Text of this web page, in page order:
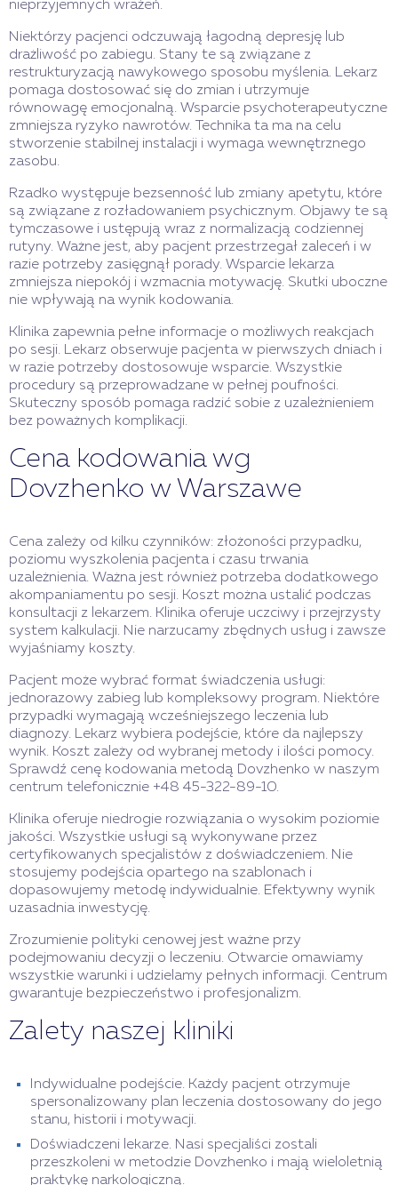
nieprzyjemnych wrażeń.
Niektórzy pacjenci odczuwają łagodną depresję lub
drażliwość po zabiegu. Stany te są związane z
restrukturyzacją nawykowego sposobu myślenia. Lekarz
pomaga dostosować się do zmian i utrzymuje
równowagę emocjonalną. Wsparcie psychoterapeutyczne
zmniejsza ryzyko nawrotów. Technika ta ma na celu
stworzenie stabilnej instalacji i wymaga wewnętrznego
zasobu.
Rzadko występuje bezsenność lub zmiany apetytu, które
są związane z rozładowaniem psychicznym. Objawy te są
tymczasowe i ustępują wraz z normalizacją codziennej
rutyny. Ważne jest, aby pacjent przestrzegał zaleceń i w
razie potrzeby zasięgnął porady. Wsparcie lekarza
zmniejsza niepokój i wzmacnia motywację. Skutki uboczne
nie wpływają na wynik kodowania.
Klinika zapewnia pełne informacje o możliwych reakcjach
po sesji. Lekarz obserwuje pacjenta w pierwszych dniach i
w razie potrzeby dostosowuje wsparcie. Wszystkie
procedury są przeprowadzane w pełnej poufności.
Skuteczny sposób pomaga radzić sobie z uzależnieniem
bez poważnych komplikacji.
Cena kodowania wg
Dovzhenko w Warszawe
Cena zależy od kilku czynników: złożoności przypadku,
poziomu wyszkolenia pacjenta i czasu trwania
uzależnienia. Ważna jest również potrzeba dodatkowego
akompaniamentu po sesji. Koszt można ustalić podczas
konsultacji z lekarzem. Klinika oferuje uczciwy i przejrzysty
system kalkulacji. Nie narzucamy zbędnych usług i zawsze
wyjaśniamy koszty.
Pacjent może wybrać format świadczenia usługi:
jednorazowy zabieg lub kompleksowy program. Niektóre
przypadki wymagają wcześniejszego leczenia lub
diagnozy. Lekarz wybiera podejście, które da najlepszy
wynik. Koszt zależy od wybranej metody i ilości pomocy.
Sprawdź cenę kodowania metodą Dovzhenko w naszym
centrum telefonicznie +48 45-322-89-10.
Klinika oferuje niedrogie rozwiązania o wysokim poziomie
jakości. Wszystkie usługi są wykonywane przez
certyfikowanych specjalistów z doświadczeniem. Nie
stosujemy podejścia opartego na szablonach i
dopasowujemy metodę indywidualnie. Efektywny wynik
uzasadnia inwestycję.
Zrozumienie polityki cenowej jest ważne przy
podejmowaniu decyzji o leczeniu. Otwarcie omawiamy
wszystkie warunki i udzielamy pełnych informacji. Centrum
gwarantuje bezpieczeństwo i profesjonalizm.
Zalety naszej kliniki
Indywidualne podejście. Każdy pacjent otrzymuje
spersonalizowany plan leczenia dostosowany do jego
stanu, historii i motywacji.
Doświadczeni lekarze. Nasi specjaliści zostali
przeszkoleni w metodzie Dovzhenko i mają wieloletnią
praktykę narkologiczną.